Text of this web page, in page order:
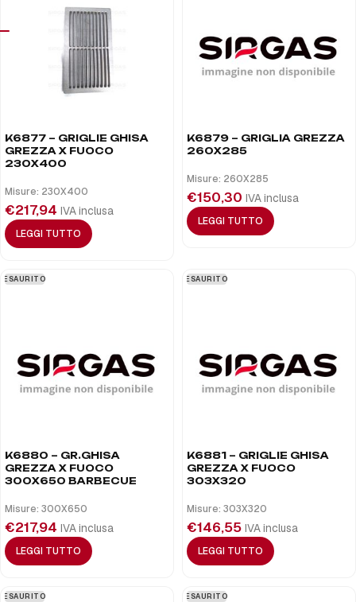
K6877 – GRIGLIE GHISA
GREZZA X FUOCO
230X400
Misure: 230X400
€217,94 IVA inclusa
LEGGI TUTTO
K6879 – GRIGLIA GREZZA
260X285
Misure: 260X285
€150,30 IVA inclusa
LEGGI TUTTO
ESAURITO
K6880 – GR.GHISA
GREZZA X FUOCO
300X650 BARBECUE
Misure: 300X650
€217,94 IVA inclusa
LEGGI TUTTO
ESAURITO
K6881 – GRIGLIE GHISA
GREZZA X FUOCO
303X320
Misure: 303X320
€146,55 IVA inclusa
LEGGI TUTTO
ESAURITO ESAURITO